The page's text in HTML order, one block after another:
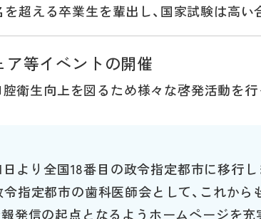
を超える卒業生を輩出し、国家試験は高い
ア等イベントの開催
衛生向上を図るため様々な啓発活動を行
より全国18番目の政令指定都市に移行し
指定都市の歯科医師会として、これか
発信の起点となるようホームページを充